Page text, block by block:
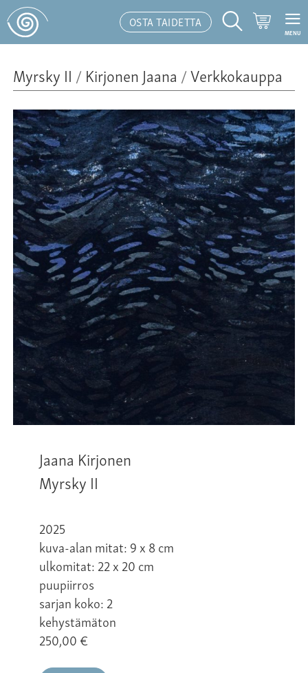
OSTA TAIDETTA
Hakutoiminto
MENU
Myrsky II / Kirjonen Jaana /Verkkokauppa
Jaana Kirjonen
Myrsky II
2025
kuva-alan mitat: 9 x 8 cm
ulkomitat: 22 x 20 cm
puupiirros
sarjan koko: 2
kehystämäton
250,00€